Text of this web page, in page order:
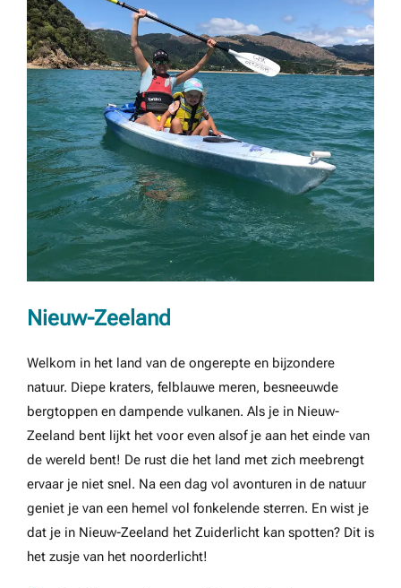
Nieuw-Zeeland
Welkom in het land van de ongerepte en bijzondere
natuur. Diepe kraters, felblauwe meren, besneeuwde
bergtoppen en dampende vulkanen. Als je in Nieuw-
Zeeland bent lijkt het voor even alsof je aan het einde van
de wereld bent! De rust die het land met zich meebrengt
ervaar je niet snel. Na een dag vol avonturen in de natuur
geniet je van een hemel vol fonkelende sterren. En wist je
dat je in Nieuw-Zeeland het Zuiderlicht kan spotten? Dit is
het zusje van het noorderlicht!